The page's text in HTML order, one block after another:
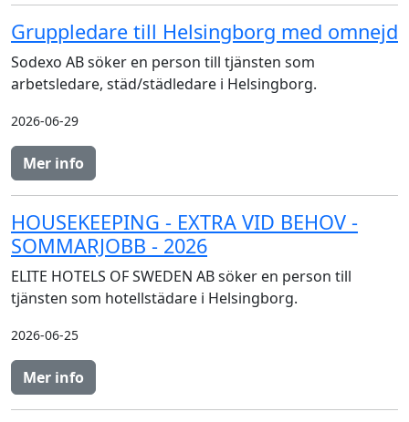
Gruppledare till Helsingborg med omnejd
Sodexo AB söker en person till tjänsten som
arbetsledare, städ/städledare i Helsingborg.
2026-06-29
Mer info
HOUSEKEEPING - EXTRA VID BEHOV -
SOMMARJOBB - 2026
ELITE HOTELS OF SWEDEN AB söker en person till
tjänsten som hotellstädare i Helsingborg.
2026-06-25
Mer info